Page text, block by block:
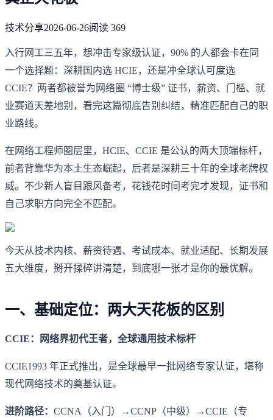
技术分享2026-06-26阅读 369
入行网工三五年，想冲击专家级认证，90% 的人都会卡在同
一个选择题：深耕国内选 HCIE，还是冲全球认可度选
CCIE？两者都被誉为网络圈 “博士级” 证书，薪资、门槛、就
业赛道天差地别，看完这篇彻底告别纠结，精准匹配自己的职
业路线。
在网络工程师圈层里，HCIE、CCIE 是公认的两大顶端标杆，
前者背靠华为本土生态崛起，后者是深耕三十年的全球老牌权
威。不少新人盲目跟风备考，花钱花时间考完才发现，证书和
自己求职方向完全不匹配。
今天从技术内核、薪资待遇、考试成本、就业适配、长期发展
五大维度，掰开揉碎讲清楚，到底哪一张才是你的最优解。
一、基础定位：两大天花板的区别
CCIE：网络界初代王者，全球通用技术标杆
CCIE1993 年正式推出，是全球最早一批网络专家认证，堪称
现代网络技术的奠基认证。
进阶路径： CCNA（入门）→CCNP（中级）→CCIE（专